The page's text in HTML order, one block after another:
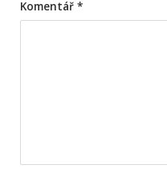
Komentář *